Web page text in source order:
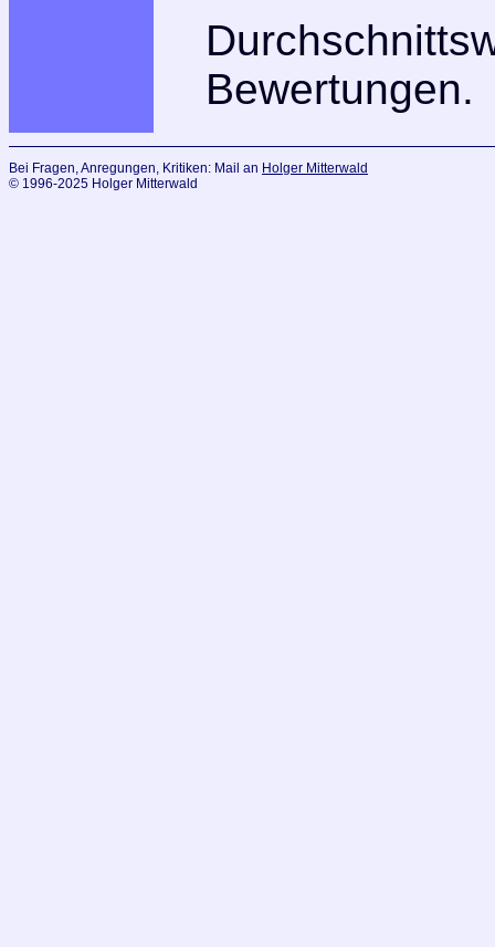
Bewertungen.
Bei Fragen, Anregungen, Kritiken: Mail an Holger Mitterwald
© 1996-2025 Holger Mitterwald